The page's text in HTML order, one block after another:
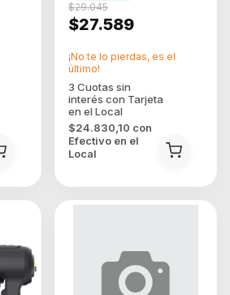
$27.589
$29.045
$24.830,10 con
Efectivo en el
Local
¡No te lo pierdas, es el
último!